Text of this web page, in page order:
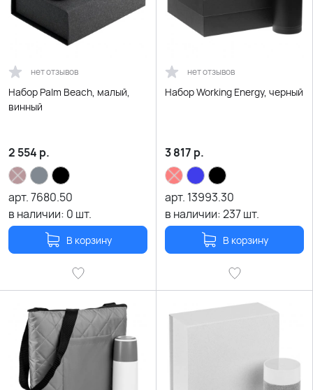
нет отзывов
Набор Palm Beach, малый,
винный
2 554 р.
арт.7680.50
в наличии: 0 шт.
В корзину
нет отзывов
Набор Working Energy, черный
3 817 р.
арт. 13993.30
в наличии:237шт.
В корзину